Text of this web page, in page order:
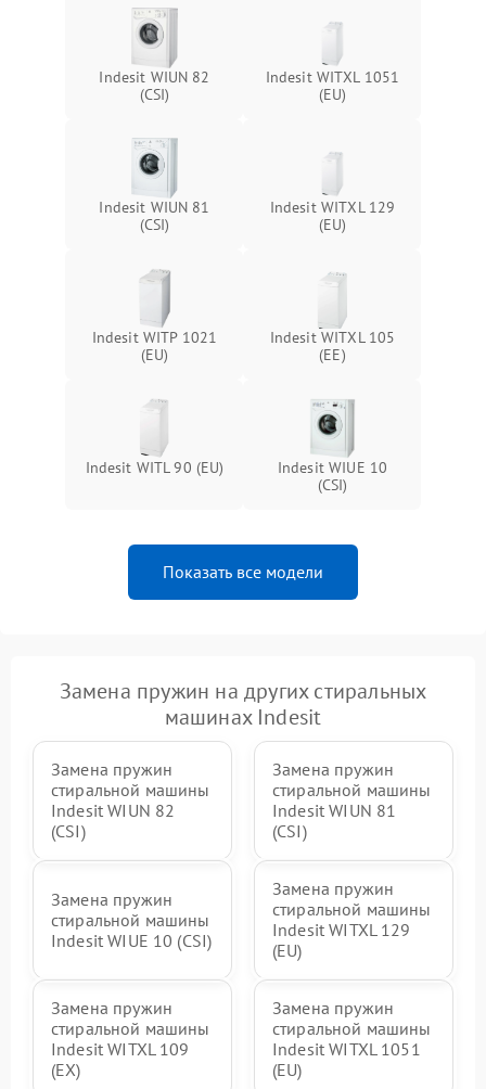
Indesit WIUN 82
(CSI)
Indesit WITXL 1051
(EU)
Indesit WIUN 81
(CSI)
Indesit WITXL 129
(EU)
Indesit WITP 1021
(EU)
Indesit WITXL 105
(EE)
Indesit WITL 90 (EU)
Indesit WIUE 10
(CSI)
Показать все модели
Замена пружин на других стиральных
машинах Indesit
Замена пружин
стиральной машины
Indesit WIUN 82
(CSI)
Замена пружин
стиральной машины
Indesit WIUN 81
(CSI)
Замена пружин
стиральной машины
Indesit WIUE 10 (CSI)
Замена пружин
стиральной машины
Indesit WITXL 129
(EU)
Замена пружин
стиральной машины
Indesit WITXL 109
(EX)
Замена пружин
стиральной машины
Indesit WITXL 1051
(EU)